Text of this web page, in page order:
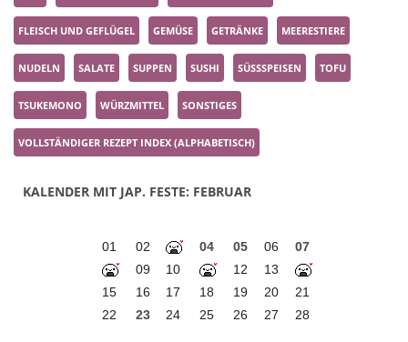
FLEISCH UND GEFLÜGEL GEMÜSE GETRÄNKE MEERESTIERE
NUDELN SALATE SUPPEN SUSHI SÜSSSPEISEN TOFU
TSUKEMONO WÜRZMITTEL SONSTIGES
VOLLSTÄNDIGER REZEPT INDEX (ALPHABETISCH)
KALENDER MIT JAP. FESTE: FEBRUAR
01 02 04 05 06
07
09
10 12
13
15
16 17 18 19 20
21
22
23 24 25 26 27 28